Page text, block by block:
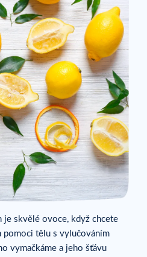
skvělé ovoce, když chcete
tělu s vylučováním
vymačkáme a jeho šťávu